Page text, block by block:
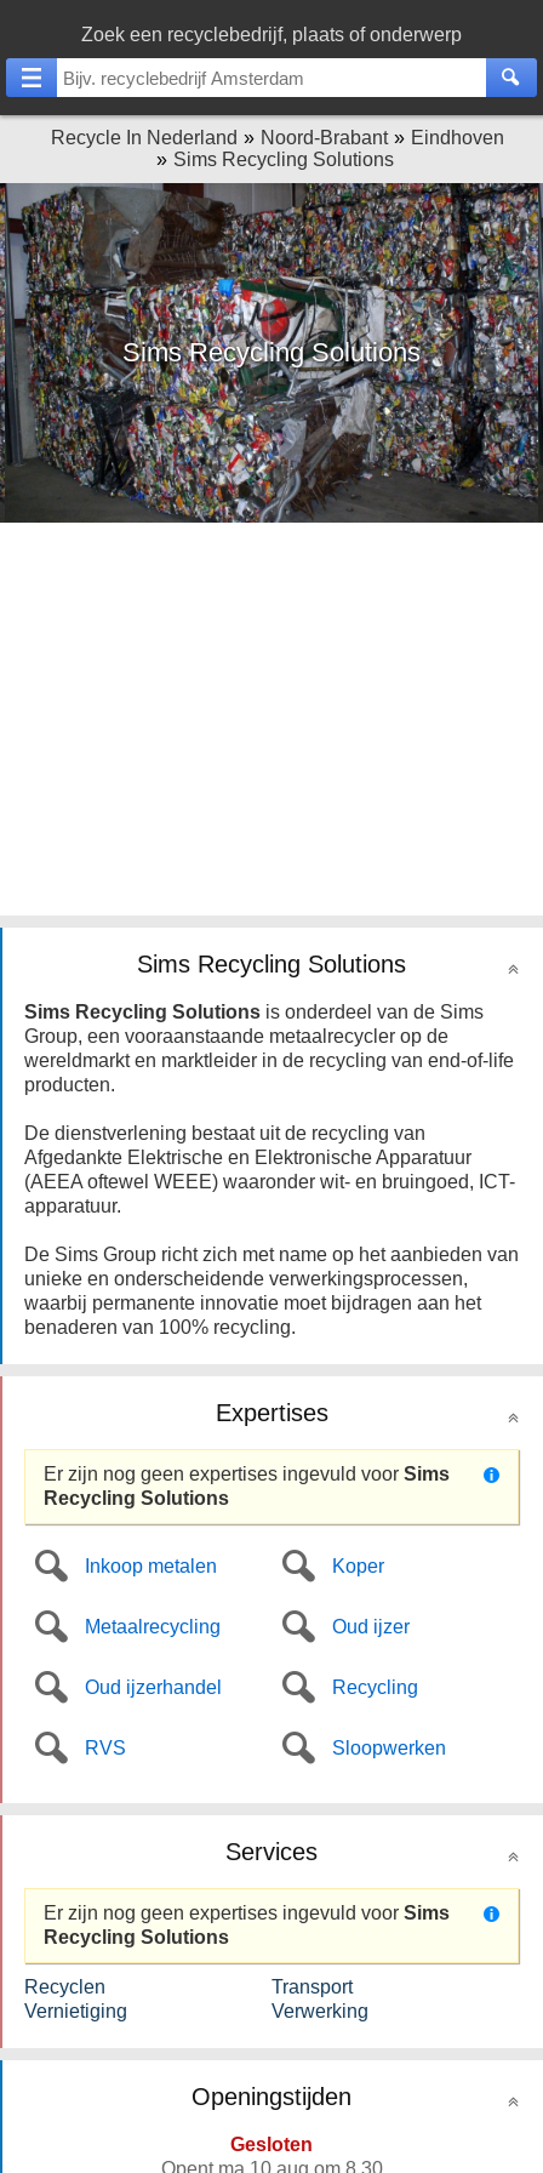
Zoek een recyclebedrijf, plaats of onderwerp
Recycle In Nederland Noord-Brabant
Eindhoven
Sims Recycling Solutions
Sims Recycling Solutions
Sims Recycling Solutions
Sims Recycling Solutions is onderdeel van de Sims
Group, een vooraanstaande metaalrecycler op de
wereldmarkt en marktleider in de recycling van end-of-life
producten.
De dienstverlening bestaat uit de recycling van
Afgedankte Elektrische en Elektronische Apparatuur
(AEEA oftewel WEEE) waaronder wit- en bruingoed, ICT-
apparatuur.
De Sims Group richt zich met name op het aanbieden van
unieke en onderscheidende verwerkingsprocessen,
waarbij permanente innovatie moet bijdragen aan het
benaderen van 100% recycling.
Expertises
Er zijn nog geen expertises ingevuld voor Sims
Recycling Solutions
Inkoop metalen Koper
Metaalrecycling Oud ijzer
Oud ijzerhandel Recycling
RVS Sloopwerken
Services
Er zijn nog geen expertises ingevuld voor Sims
Recycling Solutions
Recyclen
Transport
Vernietiging
Verwerking
Openingstijden
Gesloten
Opent ma 10 aug om 8.30